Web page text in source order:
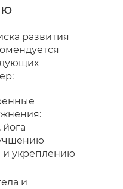
развития
йога
укреплению
и